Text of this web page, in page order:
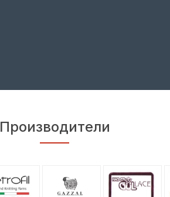
Производители